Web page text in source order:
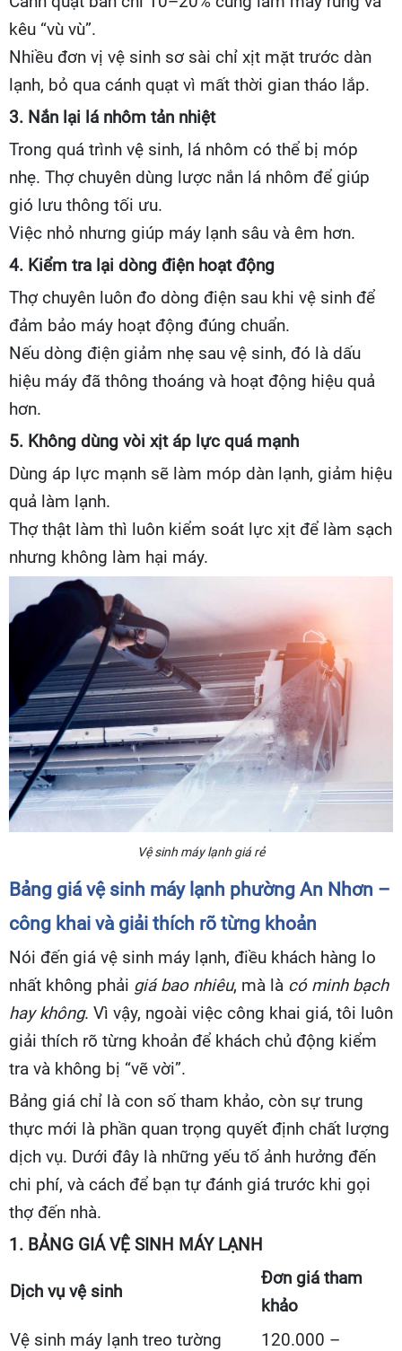
kêu “vù vù”.
Nhiều đơn vị vệ sinh sơ sài chỉ xịt mặt trước dàn
lạnh, bỏ qua cánh quạt vì mất thời gian tháo lắp.
3. Nắn lại lá nhôm tản nhiệt
Trong quá trình vệ sinh, lá nhôm có thể bị móp
nhẹ. Thợ chuyên dùng lược nắn lá nhôm để giúp
gió lưu thông tối ưu.
Việc nhỏ nhưng giúp máy lạnh sâu và êm hơn.
4. Kiểm tra lại dòng điện hoạt động
Thợ chuyên luôn đo dòng điện sau khi vệ sinh để
đảm bảo máy hoạt động đúng chuẩn.
Nếu dòng điện giảm nhẹ sau vệ sinh, đó là dấu
hiệu máy đã thông thoáng và hoạt động hiệu quả
hơn.
5. Không dùng vòi xịt áp lực quá mạnh
Dùng áp lực mạnh sẽ làm móp dàn lạnh, giảm hiệu
quả làm lạnh.
Thợ thật làm thì luôn kiểm soát lực xịt để làm sạch
nhưng không làm hại máy.
Vệ sinh máy lạnh giá rẻ
Bảng giá vệ sinh máy lạnh phường An Nhơn –
công khai và giải thích rõ từng khoản
Nói đến giá vệ sinh máy lạnh, điều khách hàng lo
nhất không phải giá bao nhiêu, mà là có minh bạch
hay không. Vì vậy, ngoài việc công khai giá, tôi luôn
giải thích rõ từng khoản để khách chủ động kiểm
tra và không bị “vẽ vời”.
Bảng giá chỉ là con số tham khảo, còn sự trung
thực mới là phần quan trọng quyết định chất lượng
dịch vụ. Dưới đây là những yếu tố ảnh hưởng đến
chi phí, và cách để bạn tự đánh giá trước khi gọi
thợ đến nhà.
1. BẢNG GIÁ VỆ SINH MÁY LẠNH
Dịch vụ vệ sinh
Đơn giá tham
khảo
Vệ sinh máy lạnh treo tường
120.000 –